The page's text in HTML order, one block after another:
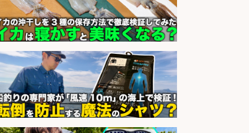
与/正社員登用あり
会社名 株式会社REnista
sponsored by 求人ボックス
レジ打ち/日払いOK/おさかなの三枚
おろし/新潟県/小千谷市
会社名 株式会社G&G